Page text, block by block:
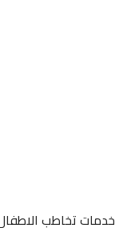
خدمات تخاطب